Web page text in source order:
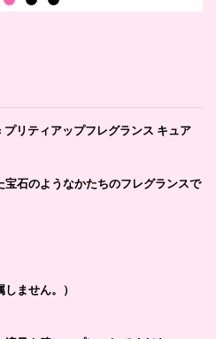
リティアップフレグランス キュア
石のようなかたちのフレグランスで
ません。）